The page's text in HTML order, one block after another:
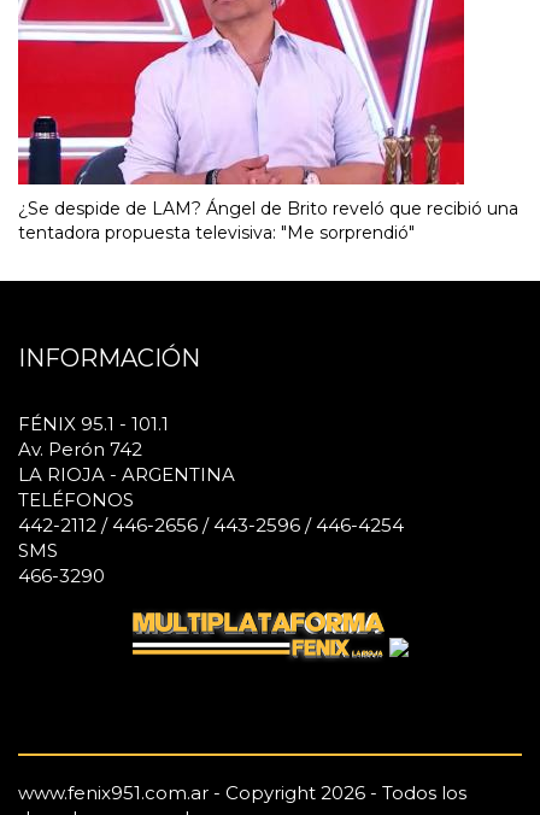
¿Se despide de LAM? Ángel de Brito reveló que recibió una
tentadora propuesta televisiva: "Me sorprendió"
INFORMACIÓN
FÉNIX 95.1 - 101.1
Av. Perón 742
LA RIOJA - ARGENTINA
TELÉFONOS
442-2112 / 446-2656 / 443-2596 / 446-4254
SMS
466-3290
www.fenix951.com.ar - Copyright 2026 - Todos los